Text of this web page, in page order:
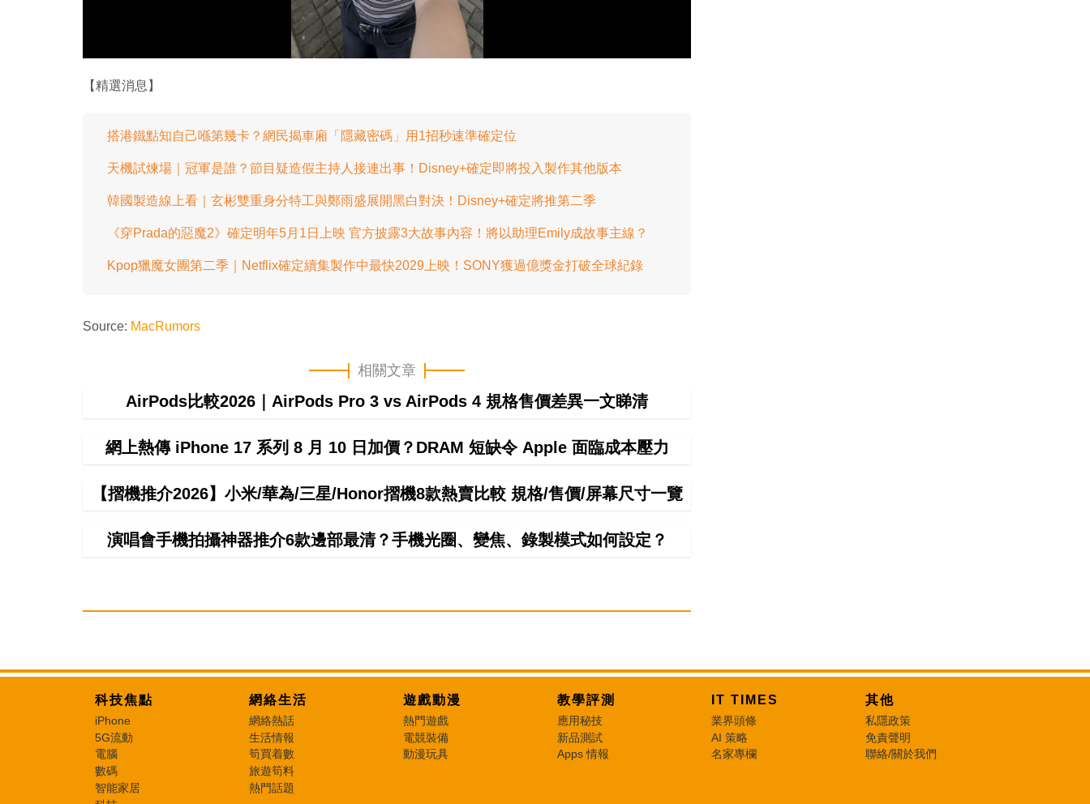
片
【精選消息】
搭港鐵點知自己喺第幾卡？網民揭車廂「隱藏密碼」用1招秒速準確定位
天機試煉場｜冠軍是誰？節目疑造假主持人接連出事！Disney+確定即將投入製作其他版本
韓國製造線上看｜玄彬雙重身分特工與鄭雨盛展開黑白對決！Disney+確定將推第二季
《穿Prada的惡魔2》確定明年5月1日上映 官方披露3大故事內容！將以助理Emily成故事主線？
Kpop獵魔女團第二季｜Netflix確定續集製作中最快2029上映！SONY獲過億獎金打破全球紀錄
Source: MacRumors
相關文章
AirPods比較2026｜AirPods Pro 3 vs AirPods 4 規格售價差異一文睇清
網上熱傳 iPhone 17 系列 8 月 10 日加價？DRAM 短缺令 Apple 面臨成本壓力
【摺機推介2026】小米/華為/三星/Honor摺機8款熱賣比較 規格/售價/屏幕尺寸一覽
演唱會手機拍攝神器推介6款邊部最清？手機光圈、變焦、錄製模式如何設定？
科技焦點
iPhone
5G流動
電腦
數碼
智能家居
網絡生活
網絡熱話
生活情報
筍買着數
旅遊筍料
熱門話題
遊戲動漫
熱門遊戲
電競裝備
動漫玩具
教學評測
應用秘技
新品測試
Apps 情報
IT TIMES
業界頭條
AI 策略
名家專欄
其他
私隱政策
免責聲明
聯絡/關於我們